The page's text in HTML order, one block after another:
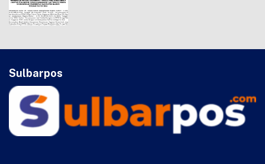
Sulbarpos